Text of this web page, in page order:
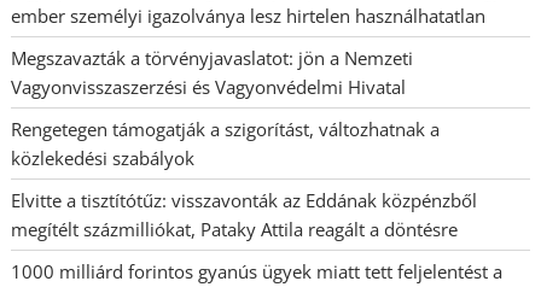
ember személyi igazolványa lesz hirtelen használhatatlan
Megszavazták a törvényjavaslatot: jön a Nemzeti
Vagyonvisszaszerzési és Vagyonvédelmi Hivatal
Rengetegen támogatják a szigorítást, változhatnak a
közlekedési szabályok
Elvitte a tisztítótűz: visszavonták az Eddának közpénzből
megítélt százmilliókat, Pataky Attila reagált a döntésre
1000 milliárd forintos gyanús ügyek miatt tett feljelentést a